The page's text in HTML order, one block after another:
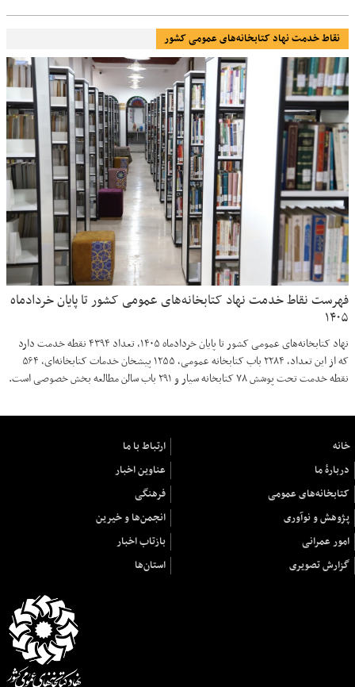
نقاط خدمت نهاد کتابخانه‌های عمومی کشور
فهرست نقاط خدمت نهاد کتابخانه‌های عمومی کشور تا پایان خردادماه
۱۴۰۵
نهاد کتابخانه‌های عمومی کشور تا پایان خردادماه ۱۴۰۵، تعداد ۴۳۹۴ نقطه خدمت دارد
که از این تعداد، ۲۲۸۴ باب کتابخانه عمومی، ۱۲۵۵ پیشخان خدمات کتابخانه‌ای، ۵۶۴
نقطه خدمت تحت پوشش ۷۸ کتابخانه سیار و ۲۹۱ باب سالن مطالعه بخش خصوصی است.
خانه
ارتباط با ما
دربارهٔ ما
عناوین اخبار
کتابخانه‌های عمومی
فرهنگی
پژوهش و نوآوری
انجمن‌ها و خیرین
امور عمرانی
بازتاب اخبار
گزارش تصویری
استان‌ها